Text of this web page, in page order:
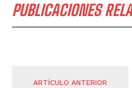
PUBLICACIONES
ARTÍCULO ANTERIOR